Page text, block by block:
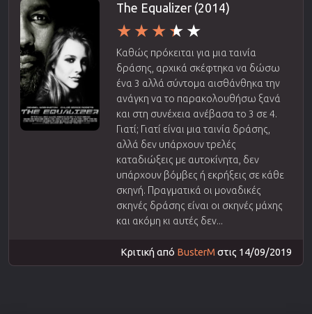
The Equalizer (2014)
Καθώς πρόκειται για μια ταινία
δράσης, αρχικά σκέφτηκα να δώσω
ένα 3 αλλά σύντομα αισθάνθηκα την
ανάγκη να το παρακολουθήσω ξανά
και στη συνέχεια ανέβασα το 3 σε 4.
Γιατί; Γιατί είναι μια ταινία δράσης,
αλλά δεν υπάρχουν τρελές
καταδιώξεις με αυτοκίνητα, δεν
υπάρχουν βόμβες ή εκρήξεις σε κάθε
σκηνή. Πραγματικά οι μοναδικές
σκηνές δράσης είναι οι σκηνές μάχης
και ακόμη κι αυτές δεν...
Κριτική από BusterM στις 14/09/2019